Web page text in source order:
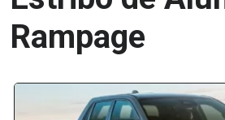
Rampage